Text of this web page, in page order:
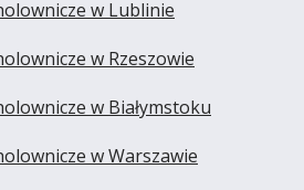
w Lublinie
w Rzeszowie
w Białymstoku
w Warszawie